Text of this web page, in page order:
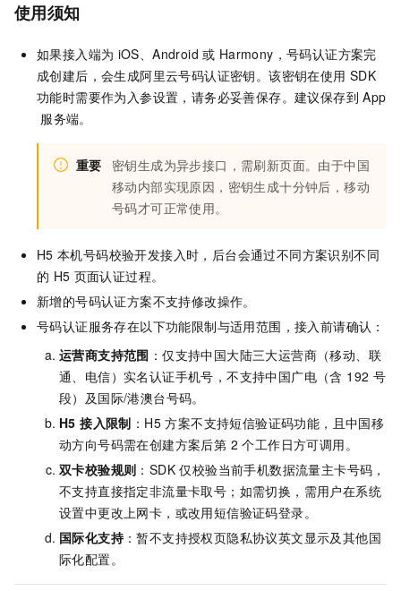
使用须知
如果接入端为 iOS、Android 或 Harmony，号码认证方案完
成创建后，会生成阿里云号码认证密钥。该密钥在使用 SDK
功能时需要作为入参设置，请务必妥善保存。建议保存到 App
服务端。
重要
密钥生成为异步接口，需刷新页面。由于中国
移动内部实现原因，密钥生成十分钟后，移动
号码才可正常使用。
H5 本机号码校验开发接入时，后台会通过不同方案识别不同
的 H5 页面认证过程。
新增的号码认证方案不支持修改操作。
号码认证服务存在以下功能限制与适用范围，接入前请确认：
运营商支持范围 ：仅支持中国大陆三大运营商（移动、联
通、电信）实名认证手机号，不支持中国广电（含 192 号
段）及国际/港澳台号码。
H5 接入限制 ：H5 方案不支持短信验证码功能，且中国移
动方向号码需在创建方案后第 2 个工作日方可调用。
双卡校验规则 ：SDK 仅校验当前手机数据流量主卡号码，
不支持直接指定非流量卡取号；如需切换，需用户在系统
设置中更改上网卡，或改用短信验证码登录。
国际化支持：暂不支持授权页隐私协议英文显示及其他国
际化配置。